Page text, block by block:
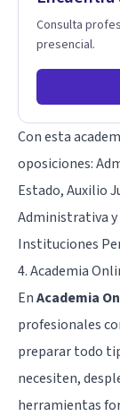
Consulta
presencial.
Con esta
oposiciones:
Estado, Auxilio
Administrativa y
Instituciones
4. Academia
EnAcademia
profesionales
preparar todo
necesiten,
herramientas